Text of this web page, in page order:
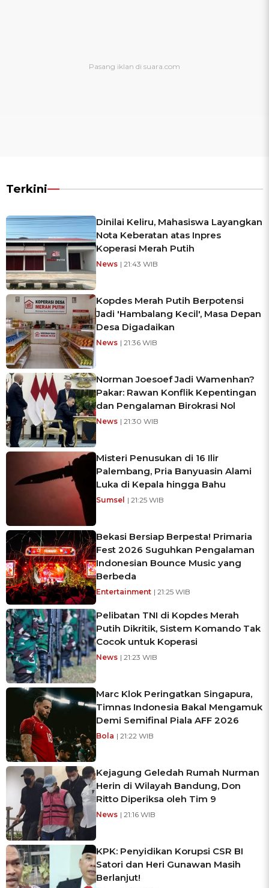
Terkini
Dinilai Keliru, Mahasiswa Layangkan
Nota Keberatan atas Inpres
Koperasi Merah Putih
News | 21:43 WIB
Kopdes Merah Putih Berpotensi
Jadi 'Hambalang Kecil', Masa Depan
Desa Digadaikan
News | 21:36 WIB
Norman Joesoef Jadi Wamenhan?
Pakar: Rawan Konflik Kepentingan
dan Pengalaman Birokrasi Nol
News | 21:30 WIB
Misteri Penusukan di 16 Ilir
Palembang, Pria Banyuasin Alami
Luka di Kepala hingga Bahu
Sumsel | 21:25 WIB
Bekasi Bersiap Berpesta! Primaria
Fest 2026 Suguhkan Pengalaman
Indonesian Bounce Music yang
Berbeda
Entertainment | 21:25 WIB
Pelibatan TNI di Kopdes Merah
Putih Dikritik, Sistem Komando Tak
Cocok untuk Koperasi
News | 21:23 WIB
Marc Klok Peringatkan Singapura,
Timnas Indonesia Bakal Mengamuk
Demi Semifinal Piala AFF 2026
Bola | 21:22 WIB
Kejagung Geledah Rumah Nurman
Herin di Wilayah Bandung, Don
Ritto Diperiksa oleh Tim 9
News | 21:16 WIB
KPK: Penyidikan Korupsi CSR BI
Satori dan Heri Gunawan Masih
Berlanjut!